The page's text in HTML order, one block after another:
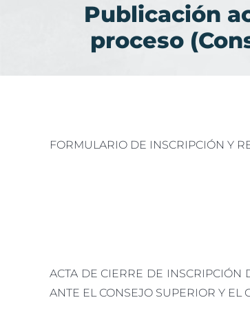
Publicación
proceso
FORMULARIO DE INSCRIPCIÓN Y
ACTA DE CIERRE DE INSCRIPCIÓN
ANTE EL CONSEJO SUPERIOR Y EL